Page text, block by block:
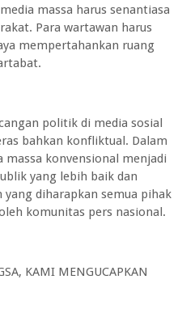
massa harus senantiasa
Para wartawan harus
mempertahankan ruang
politik di media sosial
bahkan konfliktual. Dalam
massa konvensional menjadi
yang lebih baik dan
diharapkan semua pihak
komunitas pers nasional.
KAMI MENGUCAPKAN